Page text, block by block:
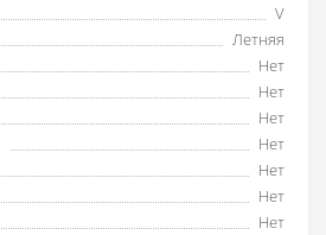
V
Летняя
Нет
Нет
Нет
Нет
Нет
Нет
Нет